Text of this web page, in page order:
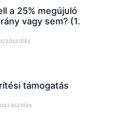
a 25% megújuló
vagy sem? (1.
támogatás